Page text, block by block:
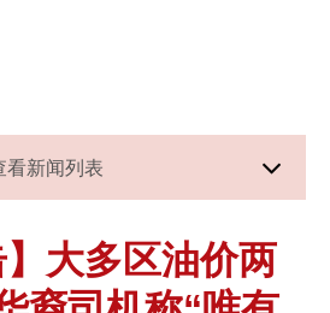
看新闻列表
】大多区油价两